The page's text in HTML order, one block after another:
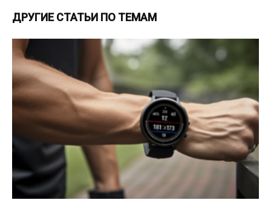
ДРУГИЕ СТАТЬИ ПО ТЕМАМ